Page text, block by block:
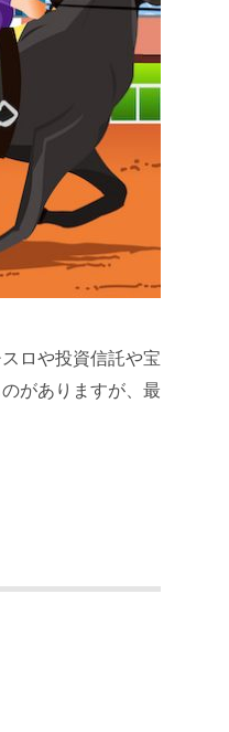
ロや投資信託や宝
がありますが、最